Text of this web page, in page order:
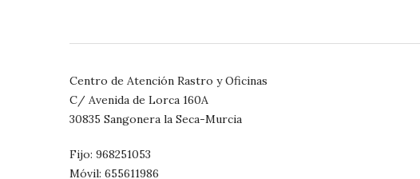
Centro de Atención Rastro y Oficinas
C/ Avenida de Lorca 160A
30835 Sangonera la Seca-Murcia
Fijo: 968251053
Móvil: 655611986